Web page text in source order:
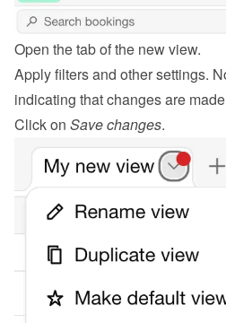
Open the tab of the new view.
Apply filters and other settings.
indicating that changes are
Click on Save changes.